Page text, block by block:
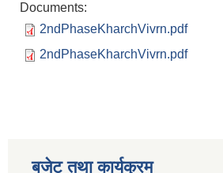
Documents:
2ndPhaseKharchVivrn.pdf
2ndPhaseKharchVivrn.pdf
बजेट तथा कार्यक्रम